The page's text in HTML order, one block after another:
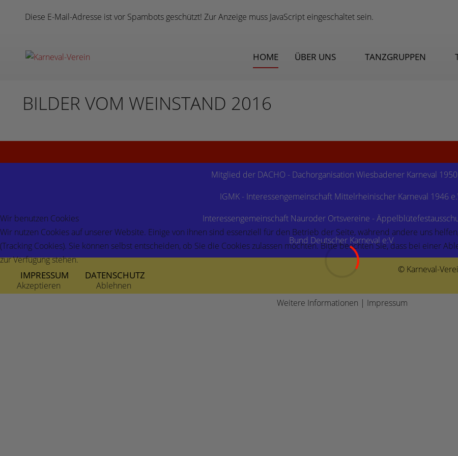
Diese E-Mail-Adresse ist vor Spambots geschützt! Zur Anzeige muss JavaScript eingeschaltet sein.
HOME ÜBER UNS TANZGRUPPEN
BILDER VOM WEINSTAND 2016
Mitglied der DACHO - Dachorganisation Wiesbadener Karneval
IGMK - Interessengemeinschaft Mittelrheinischer Karneval 1946
Interessengemeinschaft Nauroder Ortsvereine -
Bund Deutscher Karneval e:V.
IMPRESSUM DATENSCHUTZ © Karneval-
Wir benutzen Cookies
Wir nutzen Cookies auf unserer Website. Einige von ihnen sind essenziell für den Betrieb der Seite, während andere uns
(Tracking Cookies). Sie können selbst entscheiden, ob Sie die Cookies zulassen möchten. Bitte beachten Sie, dass bei einer
zur Verfügung stehen.
Akzeptieren
Ablehnen
Weitere Informationen | Impressum